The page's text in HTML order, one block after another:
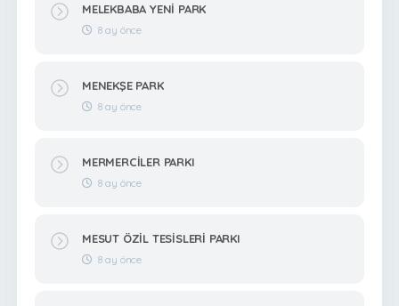
MELEKBABA YENİ PARK
8 ay önce
MENEKŞE PARK
8 ay önce
MERMERCİLER PARKI
8 ay önce
MESUT ÖZİL TESİSLERİ PARKI
8 ay önce